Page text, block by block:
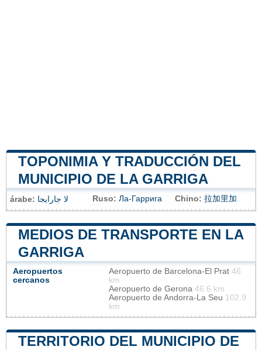
TOPONIMIA Y TRADUCCIÓN DEL
MUNICIPIO DE LA GARRIGA
árabe: لا جارايجا Ruso: Ла-Гаррига Chino: 拉加里加
MEDIOS DE TRANSPORTE EN LA
GARRIGA
Aeropuertos
cercanos
Aeropuerto de Barcelona-El Prat 46
km
Aeropuerto de Gerona 46.6 km
Aeropuerto de Andorra-La Seu 102.9
km
TERRITORIO DEL MUNICIPIO DE